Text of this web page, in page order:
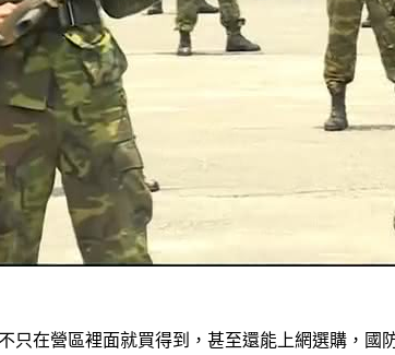
在營區裡面就買得到，甚至還能上網選購，